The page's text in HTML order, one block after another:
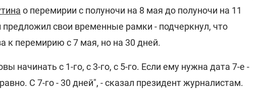
о перемирии с полуночи на 8 мая до полуночи на 11
свои временные рамки - подчеркнул, что
к перемирию с 7 мая, но на 30 дней.
начинать с 1-го, с 3-го, с 5-го. Если ему нужна дата 7-е -
С 7-го - 30 дней", - сказал президент журналистам.